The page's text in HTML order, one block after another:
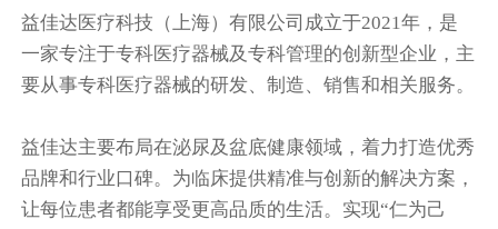
益佳达医疗科技（上海）有限公司成立于2021年，是
一家专注于专科医疗器械及专科管理的创新型企业，主
要从事专科医疗器械的研发、制造、销售和相关服务。
益佳达主要布局在泌尿及盆底健康领域，着力打造优秀
品牌和行业口碑。为临床提供精准与创新的解决方案，
让每位患者都能享受更高品质的生活。实现“仁为己